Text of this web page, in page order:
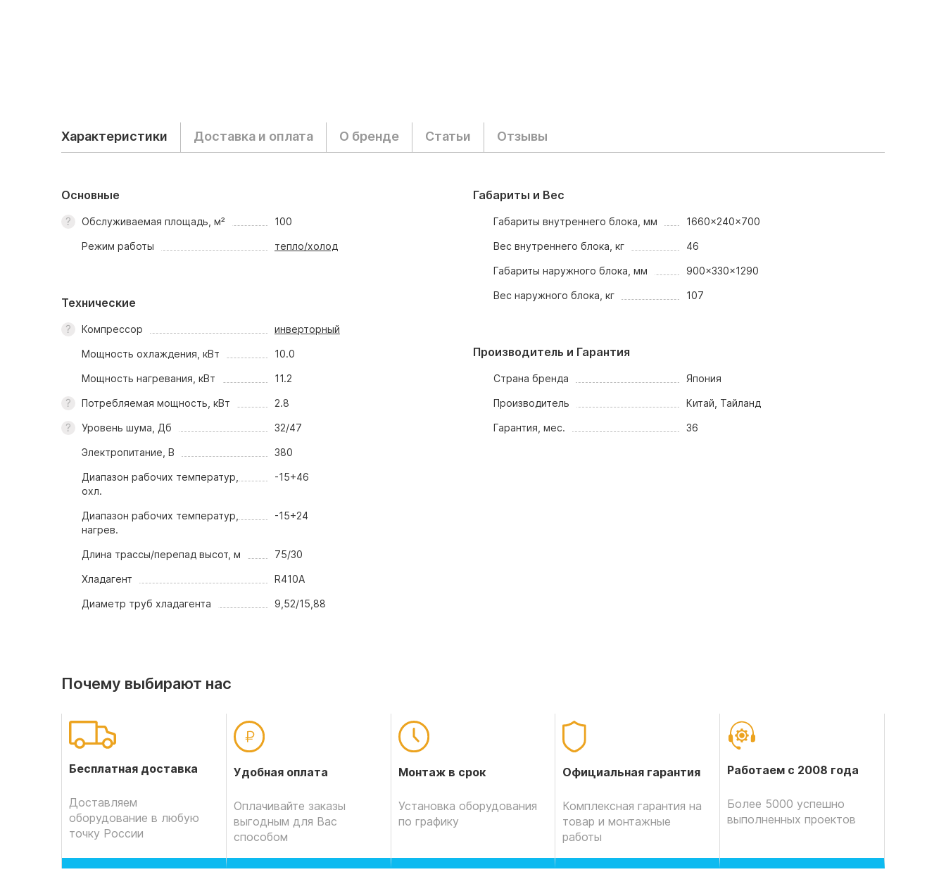
Характеристики Доставка и оплата О бренде Статьи Отзывы
Основные
Обслуживаемая площадь, м² 100
Режим работы тепло/холод
Технические
Компрессор инверторный
Мощность охлаждения, кВт 10.0
Мощность нагревания, кВт 11.2
Потребляемая мощность, кВт 2.8
Уровень шума, Дб 32/47
Электропитание, В 380
Диапазон рабочих температур,
охл.
-15+46
Диапазон рабочих температур,
нагрев.
-15+24
Длина трассы/перепад высот, м 75/30
Хладагент R410A
Диаметр труб хладагента 9,52/15,88
Габариты и Вес
Габариты внутреннего блока, мм 1660x240x700
Вес внутреннего блока, кг 46
Габариты наружного блока, мм 900x330x1290
Вес наружного блока, кг 107
Производитель и Гарантия
Страна бренда Япония
Производитель Китай, Тайланд
Гарантия, мес. 36
Почему выбирают нас
Бесплатная доставка
Доставляем
оборудование в любую
точку России
Удобная оплата
Оплачивайте заказы
выгодным для Вас
способом
Монтаж в срок
Установка оборудования
по графику
Официальная гарантия
Комплексная гарантия на
товар и монтажные
работы
Работаем с 2008 года
Более 5000 успешно
выполненных проектов